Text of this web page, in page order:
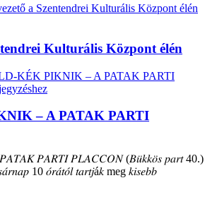
Kulturális Központ élén
– A PATAK PARTI
𝑃𝐴𝑇𝐴𝐾 𝑃𝐴𝑅𝑇𝐼 𝑃𝐿𝐴𝐶𝐶𝑂𝑁 (𝐵𝑢̈𝑘𝑘𝑜̈𝑠 𝑝𝑎𝑟𝑡 40.)
10 𝑜́𝑟𝑎́𝑡𝑜́𝑙 𝑡𝑎𝑟𝑡𝑗á𝑘 meg 𝑘𝑖𝑠𝑒𝑏𝑏